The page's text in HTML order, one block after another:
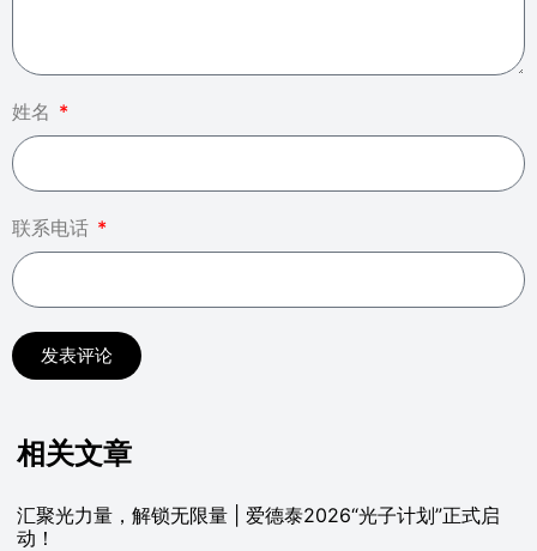
姓名
联系电话
发表评论
相关文章
汇聚光力量，解锁无限量 | 爱德泰2026“光子计划”正式启
动！